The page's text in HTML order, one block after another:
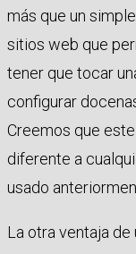
más que un
sitios web que
tener que tocar
configurar
Creemos que
diferente a
usado
La otra ventaja